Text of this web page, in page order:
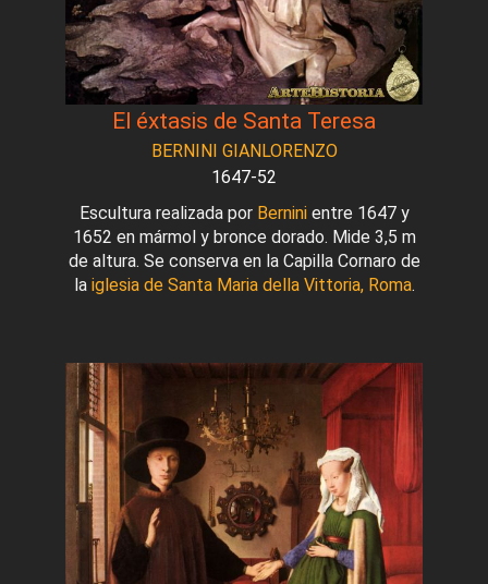
El éxtasis de Santa Teresa
BERNINI GIANLORENZO
1647-52
Escultura realizada por Berninientre 1647 y
1652 en mármol y bronce dorado. Mide 3,5 m
de altura. Se conserva en la Capilla Cornaro de
la iglesia de Santa Maria della Vittoria, Roma.